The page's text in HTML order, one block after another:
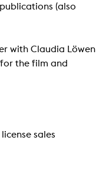
(also
with Claudia Löwen
the film and
sales